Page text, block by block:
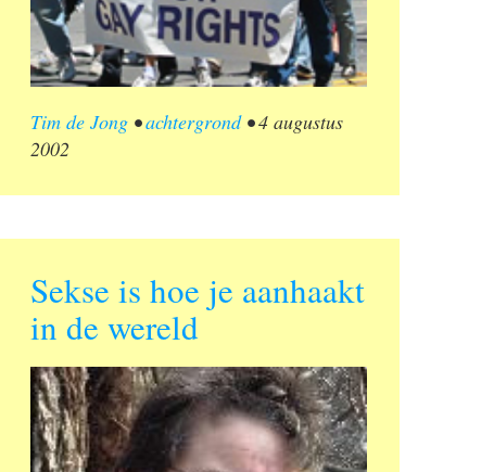
Tim de Jong •achtergrond•4 augustus
2002
Sekse is hoe je aanhaakt
in de wereld